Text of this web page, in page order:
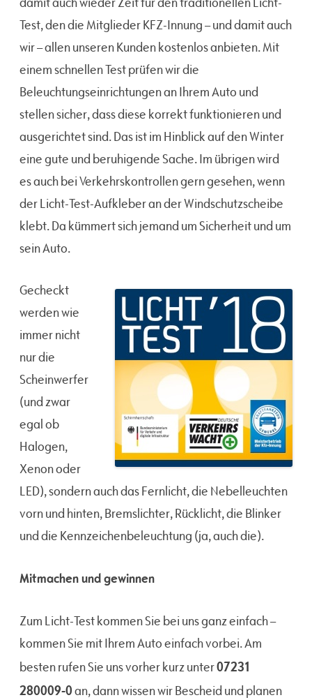
Test, den die Mitglieder KFZ-Innung – und damit auch
wir – allen unseren Kunden kostenlos anbieten. Mit
einem schnellen Test prüfen wir die
Beleuchtungseinrichtungen an Ihrem Auto und
stellen sicher, dass diese korrekt funktionieren und
ausgerichtet sind. Das ist im Hinblick auf den Winter
eine gute und beruhigende Sache. Im übrigen wird
es auch bei Verkehrskontrollen gern gesehen, wenn
der Licht-Test-Aufkleber an der Windschutzscheibe
klebt. Da kümmert sich jemand um Sicherheit und um
sein Auto.
Gecheckt
werden wie
immer nicht
nur die
Scheinwerfer
(und zwar
egal ob
Halogen,
Xenon oder
LED), sondern auch das Fernlicht, die Nebelleuchten
vorn und hinten, Bremslichter, Rücklicht, die Blinker
und die Kennzeichenbeleuchtung (ja, auch die).
Mitmachen und gewinnen
Zum Licht-Test kommen Sie bei uns ganz einfach –
kommen Sie mit Ihrem Auto einfach vorbei. Am
besten rufen Sie uns vorher kurz unter07231
280009-0an, dann wissen wir Bescheid und planen